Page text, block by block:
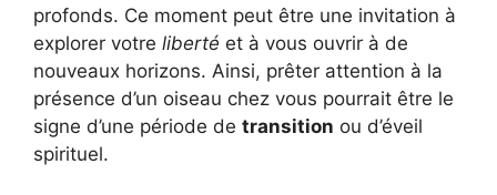
profonds. Ce moment peut être une invitation à
explorer votre liberté et à vous ouvrir à de
nouveaux horizons. Ainsi, prêter attention à la
présence d’un oiseau chez vous pourrait être le
signe d’une période de transition ou d’éveil
spirituel.